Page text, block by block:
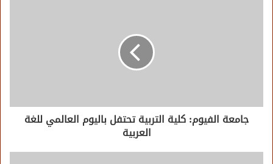
جامعة الفيوم: كلية التربية تحتفل باليوم العالمي للغة
العربية